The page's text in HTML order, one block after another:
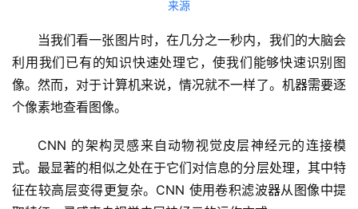
来源
当我们看一张图片时，在几分之一秒内，我们的大脑会
利用我们已有的知识快速处理它，使我们能够快速识别图
像。然而，对于计算机来说，情况就不一样了。机器需要逐
个像素地查看图像。
CNN 的架构灵感来自动物视觉皮层神经元的连接模
式。最显著的相似之处在于它们对信息的分层处理，其中特
征在较高层变得更复杂。CNN 使用卷积滤波器从图像中提